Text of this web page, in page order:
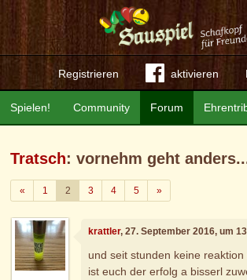
Registrieren aktivieren
Community Forum
Spielen!
Tratsch: vornehm geht
«Zurück
1 2 3 4 5 »Weiter
krattler, 27. September 2016, um
und seit stunden keine reaktion
ist euch der erfolg a bisserl